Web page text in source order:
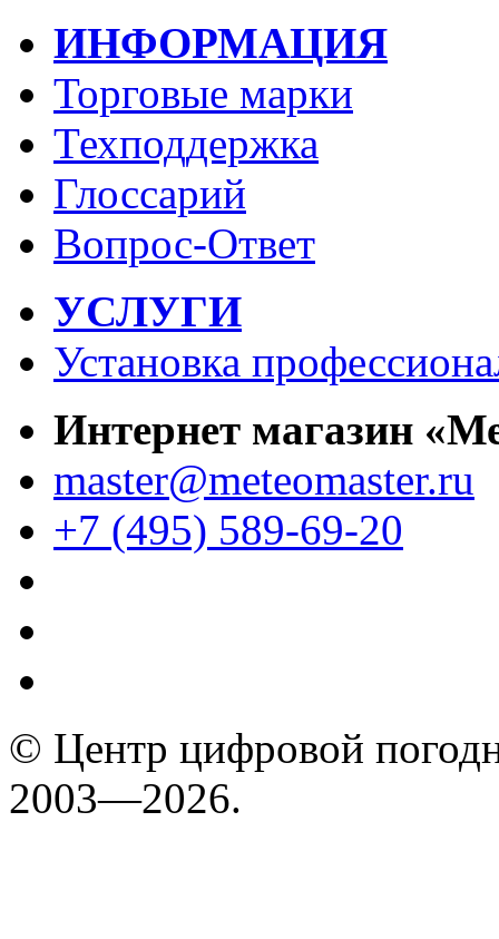
ИНФОРМАЦИЯ
Торговые марки
Техподдержка
Глоссарий
Вопрос-Ответ
УСЛУГИ
Установка
Интернет магазин
master@meteomaster.ru
+7 (495) 589-69-20
© Центр цифровой
2003—2026.